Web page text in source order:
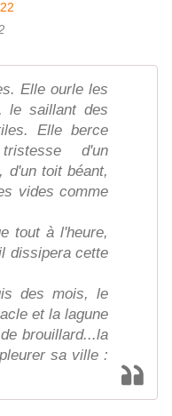
Elle ourle les
le saillant des
Elle berce
d'un
d'un toit béant,
vides comme
tout à l'heure,
dissipera cette
des mois, le
et la lagune
brouillard...la
sa ville :